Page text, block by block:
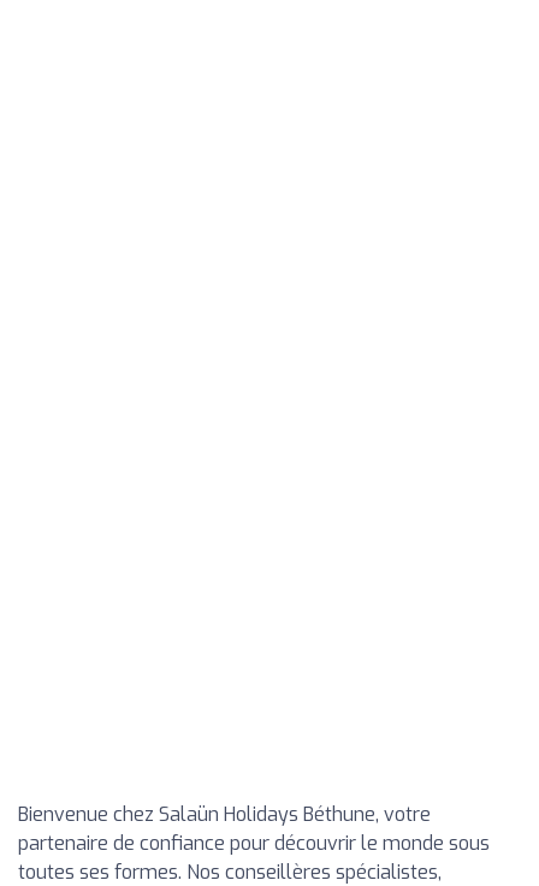
Bienvenue chez Salaün Holidays Béthune, votre
partenaire de confiance pour découvrir le monde sous
toutes ses formes. Nos conseillères spécialistes,